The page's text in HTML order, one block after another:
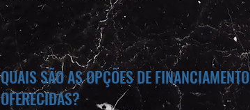
QUAIS SÃO AS OPÇÕES DE FINANCIAMENTO
OFERECIDAS?